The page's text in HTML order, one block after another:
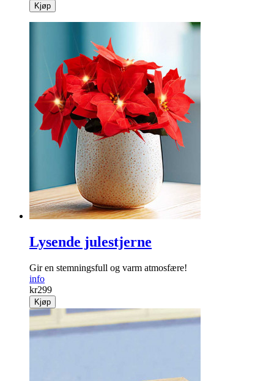
Kjøp
Lysende julestjerne
Gir en stemningsfull og varm atmosfære!
info
kr299
Kjøp